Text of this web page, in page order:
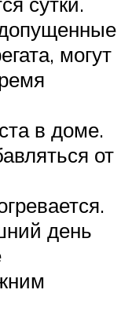
могут
в доме.
от
день